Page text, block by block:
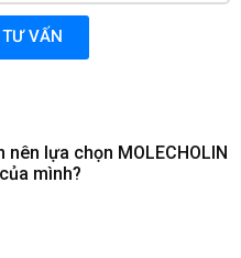
VẤN
nên lựa chọn MOLECHOLIN
mình?